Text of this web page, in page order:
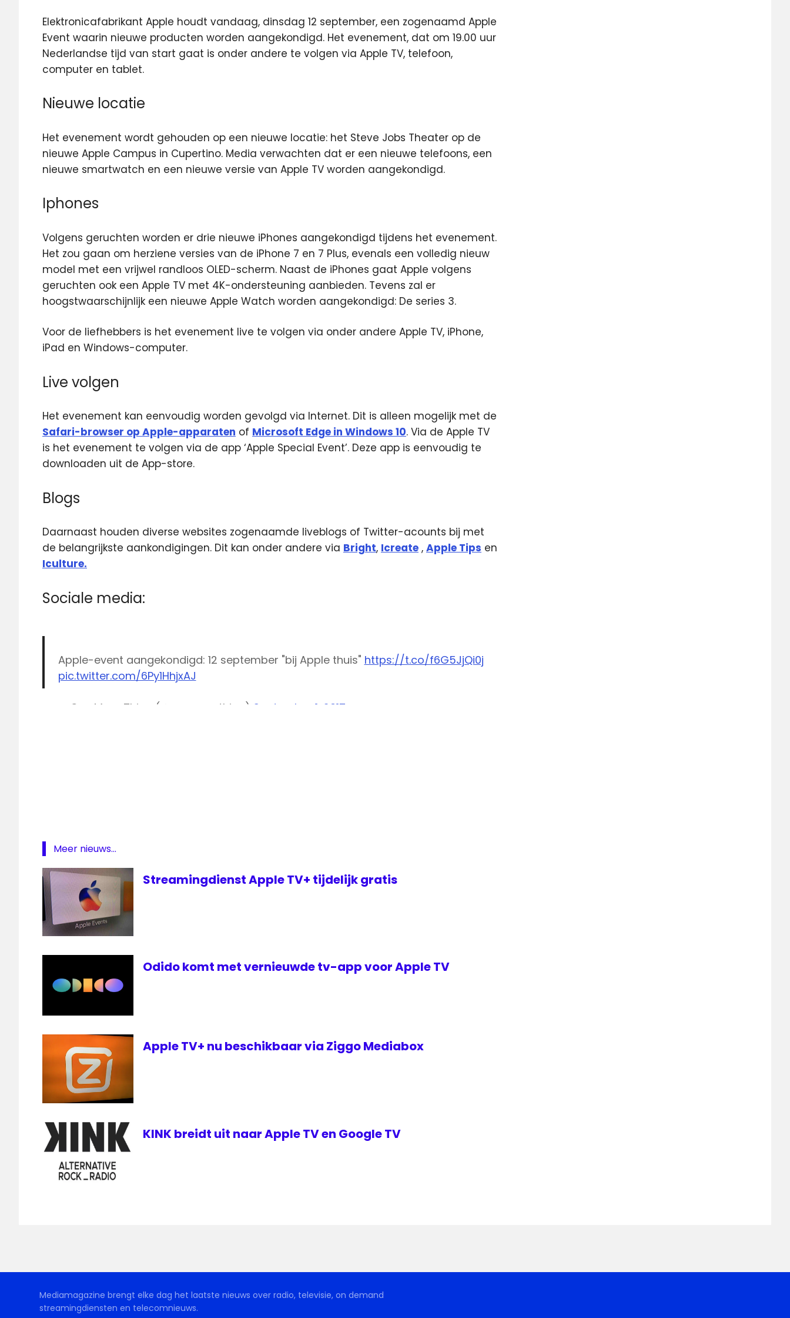
Elektronicafabrikant Apple houdt vandaag, dinsdag 12 september, een zogenaamd Apple
Event waarin nieuwe producten worden aangekondigd. Het evenement, dat om 19.00 uur
Nederlandse tijd van start gaat is onder andere te volgen via Apple TV, telefoon,
computer en tablet.
Nieuwe locatie
Het evenement wordt gehouden op een nieuwe locatie: het Steve Jobs Theater op de
nieuwe Apple Campus in Cupertino. Media verwachten dat er een nieuwe telefoons, een
nieuwe smartwatch en een nieuwe versie van Apple TV worden aangekondigd.
Iphones
Volgens geruchten worden er drie nieuwe iPhones aangekondigd tijdens het evenement.
Het zou gaan om herziene versies van de iPhone 7 en 7 Plus, evenals een volledig nieuw
model met een vrijwel randloos OLED-scherm. Naast de iPhones gaat Apple volgens
geruchten ook een Apple TV met 4K-ondersteuning aanbieden. Tevens zal er
hoogstwaarschijnlijk een nieuwe Apple Watch worden aangekondigd: De series 3.
Voor de liefhebbers is het evenement live te volgen via onder andere Apple TV, iPhone,
iPad en Windows-computer.
Live volgen
Het evenement kan eenvoudig worden gevolgd via Internet. Dit is alleen mogelijk met de
Safari-browser op Apple-apparaten of Microsoft Edge in Windows 10. Via de Apple TV
is het evenement te volgen via de app ‘Apple Special Event’. Deze app is eenvoudig te
downloaden uit de App-store.
Blogs
Daarnaast houden diverse websites zogenaamde liveblogs of Twitter-acounts bij met
de belangrijkste aankondigingen. Dit kan onder andere via Bright, Icreate , Apple Tips en
Iculture.
Sociale media:
Apple-event aangekondigd: 12 september "bij Apple thuis" https://t.co/f6G5JjQi0j
pic.twitter.com/6Py1HhjxAJ
— One More Thing (@onemorething) September 1, 2017
apple-
Iphone
live
livestream
Apple
iphone
Meer nieuws...
Streamingdienst Apple TV+ tijdelijk gratis
Odido komt met vernieuwde tv-app voor Apple TV
Apple TV+ nu beschikbaar via Ziggo Mediabox
KINK breidt uit naar Apple TV en Google TV
Mediamagazine brengt elke dag het laatste nieuws over radio, televisie, on demand
streamingdiensten en telecomnieuws.